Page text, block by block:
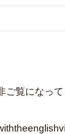
ご覧になっ